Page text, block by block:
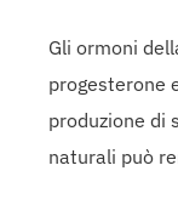
Gli ormoni
progesterone
produzione di
naturali può